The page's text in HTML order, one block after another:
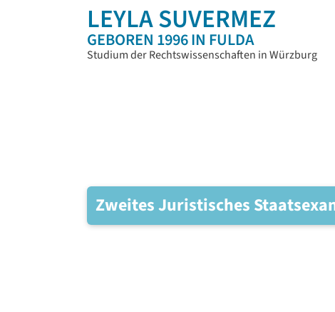
LEYLA SUVERMEZ
GEBOREN 1996 IN FULDA
Studium der Rechtswissenschaften in Würzburg
Zweites Juristisches